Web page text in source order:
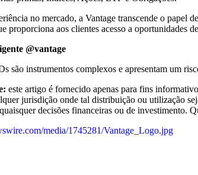
no mercado, a Vantage transcende o
proporciona aos clientes acesso a oportunidades
@vantage
são instrumentos complexos e apresentam um
este artigo é fornecido apenas para fins
jurisdição onde tal distribuição ou utilização
decisões financeiras ou de investimento.
media/1745281/Vantage_Logo.jpg